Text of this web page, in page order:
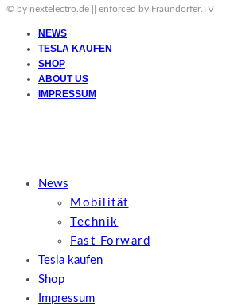
© by nextelectro.de || enforced by Fraundorfer.TV
NEWS
TESLA KAUFEN
SHOP
ABOUT US
IMPRESSUM
News
Mobilität
Technik
Fast Forward
Tesla kaufen
Shop
Impressum